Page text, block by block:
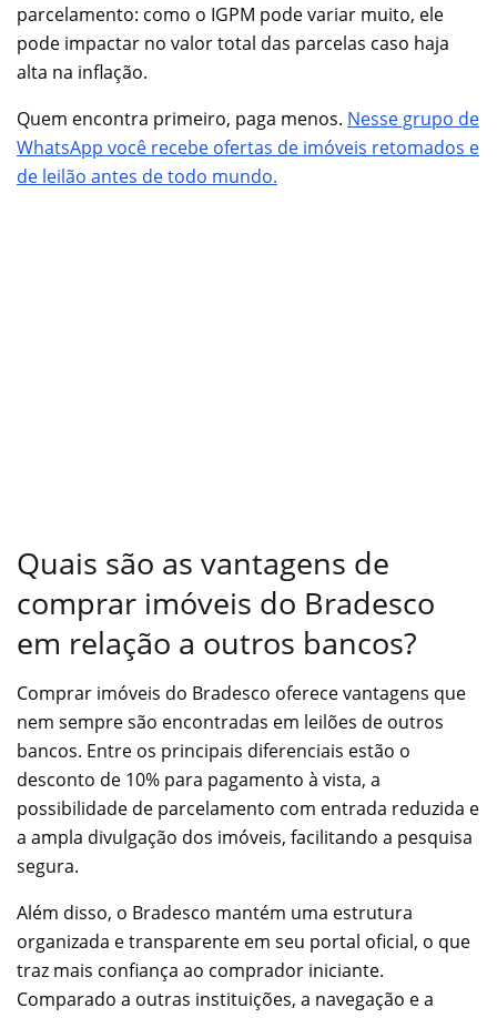
parcelamento: como o IGPM pode variar muito, ele
pode impactar no valor total das parcelas caso haja
alta na inflação.
Quem encontra primeiro, paga menos. Nesse grupo de
WhatsApp você recebe ofertas de imóveis retomados e
de leilão antes de todo mundo.
Quais são as vantagens de
comprar imóveis do Bradesco
em relação a outros bancos?
Comprar imóveis do Bradesco oferece vantagens que
nem sempre são encontradas em leilões de outros
bancos. Entre os principais diferenciais estão o
desconto de 10% para pagamento à vista, a
possibilidade de parcelamento com entrada reduzida e
a ampla divulgação dos imóveis, facilitando a pesquisa
segura.
Além disso, o Bradesco mantém uma estrutura
organizada e transparente em seu portal oficial, o que
traz mais confiança ao comprador iniciante.
Comparado a outras instituições, a navegação e a